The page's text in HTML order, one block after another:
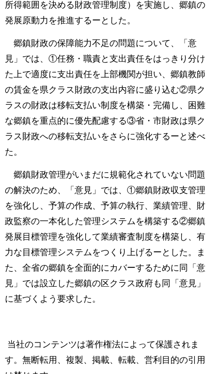
所得範囲を決める財政管理制度）を実施し、郷鎮の
発展原動力を推進するーとした。
郷鎮財政の保障能力不足の問題について、「意
見」では、①任務・職責と支出責任をはっきり分け
た上で適度に支出責任を上部機関が担い、郷鎮教師
の賃金を県クラス財政の支出内容に盛り込む②県ク
ラスの財政は移転支払い制度を構築・完備し、困難
な郷鎮を重点的に優先配慮する③省・市財政は県ク
ラス財政への移転支払いをさらに強化するーと述べ
た。
郷鎮財政管理がいまだに規範化されていない問題
の解決のため、「意見」では、①郷鎮財政収支管理
を強化し、予算の作成、予算の執行、業績管理、財
政監察の一本化した管理システムを構築する②郷鎮
発展目標管理を強化して業績審査制度を構築し、有
力な目標管理システムをつくり上げるーとした。ま
た、全省の郷鎮を全面的にカバーするために同「意
見」では設立した郷鎮の区クラス政府も同「意見」
に基づくよう要求した。
当社のコンテンツは著作権法によって保護されま
す。無断転用、複製、掲載、転載、営利目的の引用